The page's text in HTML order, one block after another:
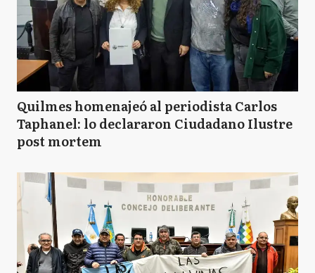
Quilmes homenajeó al periodista Carlos
Taphanel: lo declararon Ciudadano Ilustre
post mortem